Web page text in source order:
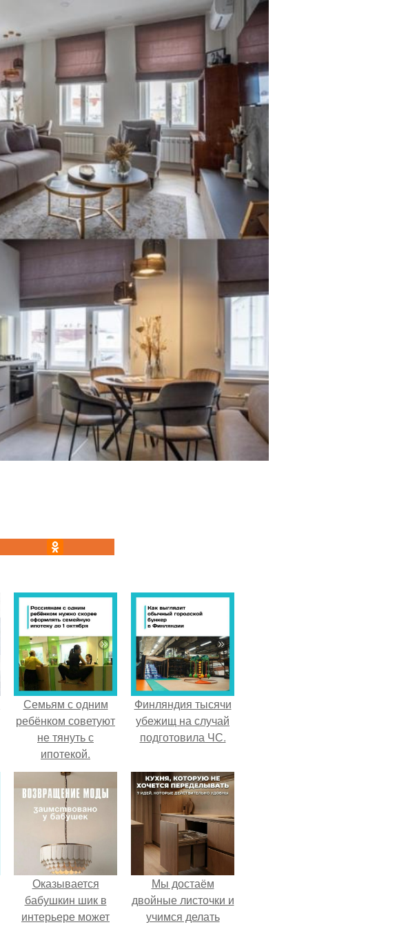
Семьям с одним
ребёнком советуют
не тянуть с
ипотекой.
Финляндия тысячи
убежищ на случай
подготовила ЧС.
Оказывается
бабушкин шик в
интерьере может
Мы достаём
двойные листочки и
учимся делать